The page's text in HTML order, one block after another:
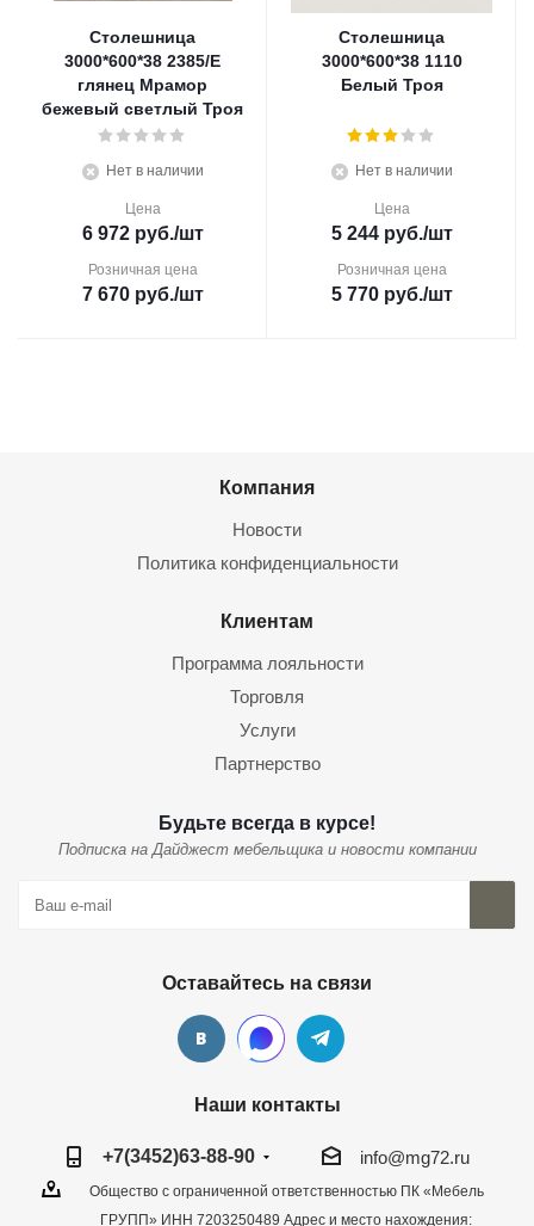
Столешница
3000*600*38 2385/Е
глянец Мрамор
бежевый светлый Троя
Нет в наличии
Цена
6 972руб./шт
Розничная цена
7 670руб./шт
Столешница
3000*600*38 1110
Белый Троя
Нет в наличии
Цена
5 244руб./шт
Розничная цена
5 770руб./шт
Компания
Новости
Политика конфиденциальности
Клиентам
Программа лояльности
Торговля
Услуги
Партнерство
Будьте всегда в курсе!
Подписка на Дайджест мебельщика и новости компании
Оставайтесь на связи
Наши контакты
+7(3452)63-88-90 info@mg72.ru
Общество с ограниченной ответственностью ПК «Мебель
ГРУПП» ИНН 7203250489 Адрес и место нахождения: